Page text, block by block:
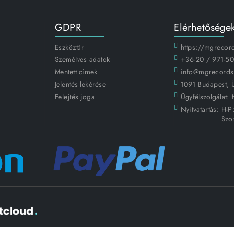
GDPR
Eszköztár
Személyes adatok
Mentett címek
Jelentés lekérése
Felejtés joga
https://
+36-20 / 971-
1091 Budapest,
Ügyfélszolgálat:
Nyitvatartás: H-